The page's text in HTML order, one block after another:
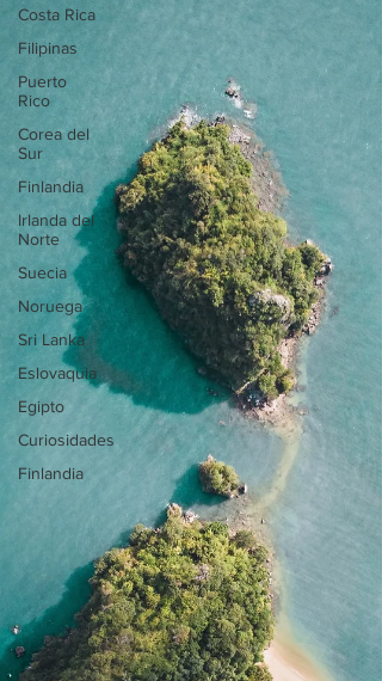
Costa Rica
Filipinas
Puerto
Rico
Corea del
Sur
Finlandia
Irlanda del
Norte
Suecia
Noruega
Sri Lanka
Eslovaquia
Egipto
Curiosidades
Finlandia